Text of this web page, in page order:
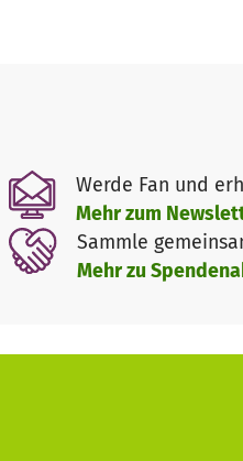
die Zukunft dieser
Werde Fan und
Mehr zum
Sammle
Mehr zu